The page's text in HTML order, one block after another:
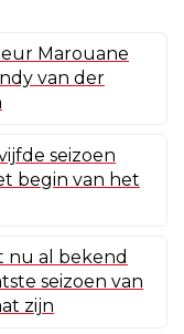
Marouane
van der
seizoen
begin van het
nu al bekend
seizoen van
zijn